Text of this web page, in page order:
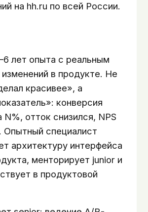
на hh.ru по всей России.
лет опыта с реальным
в продукте. Не
красивее», а
конверсия
N%, отток снизился, NPS
Опытный специалист
архитектуру интерфейса
менторирует junior и
в продуктовой